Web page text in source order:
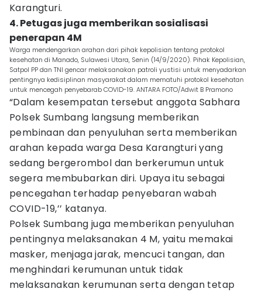
Karangturi.
4. Petugas juga memberikan sosialisasi
penerapan 4M
Warga mendengarkan arahan dari pihak kepolisian tentang protokol
kesehatan di Manado, Sulawesi Utara, Senin (14/9/2020). Pihak Kepolisian,
Satpol PP dan TNI gencar melaksanakan patroli yustisi untuk menyadarkan
pentingnya kedisiplinan masyarakat dalam mematuhi protokol kesehatan
untuk mencegah penyebarab COVID-19. ANTARA FOTO/Adwit B Pramono
“Dalam kesempatan tersebut anggota Sabhara
Polsek Sumbang langsung memberikan
pembinaan dan penyuluhan serta memberikan
arahan kepada warga Desa Karangturi yang
sedang bergerombol dan berkerumun untuk
segera membubarkan diri. Upaya itu sebagai
pencegahan terhadap penyebaran wabah
COVID-19,’’ katanya.
Polsek Sumbang juga memberikan penyuluhan
pentingnya melaksanakan 4 M, yaitu memakai
masker, menjaga jarak, mencuci tangan, dan
menghindari kerumunan untuk tidak
melaksanakan kerumunan serta dengan tetap